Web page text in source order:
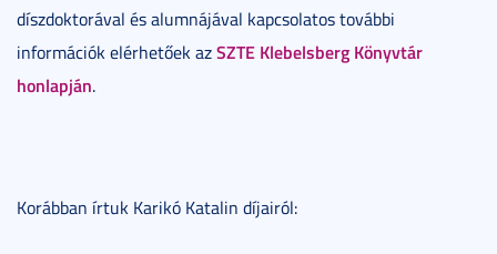
díszdoktorával és alumnájával kapcsolatos további
információk elérhetőek azSZTE Klebelsberg Könyvtár
honlapján.
Korábban írtuk Karikó Katalin díjairól: